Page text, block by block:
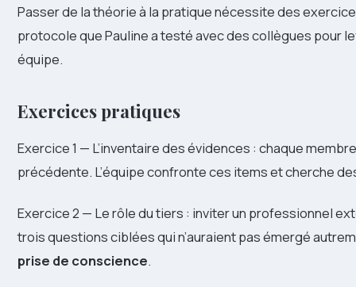
Passer de la théorie à la pratique nécessite des
protocole que Pauline a testé avec des collègues pour
équipe.
Exercices pratiques
Exercice 1 — L’inventaire des évidences : chaque
précédente. L’équipe confronte ces items et cherche
Exercice 2 — Le rôle du tiers : inviter un professionnel
trois questions ciblées qui n’auraient pas émergé
prise de conscience.